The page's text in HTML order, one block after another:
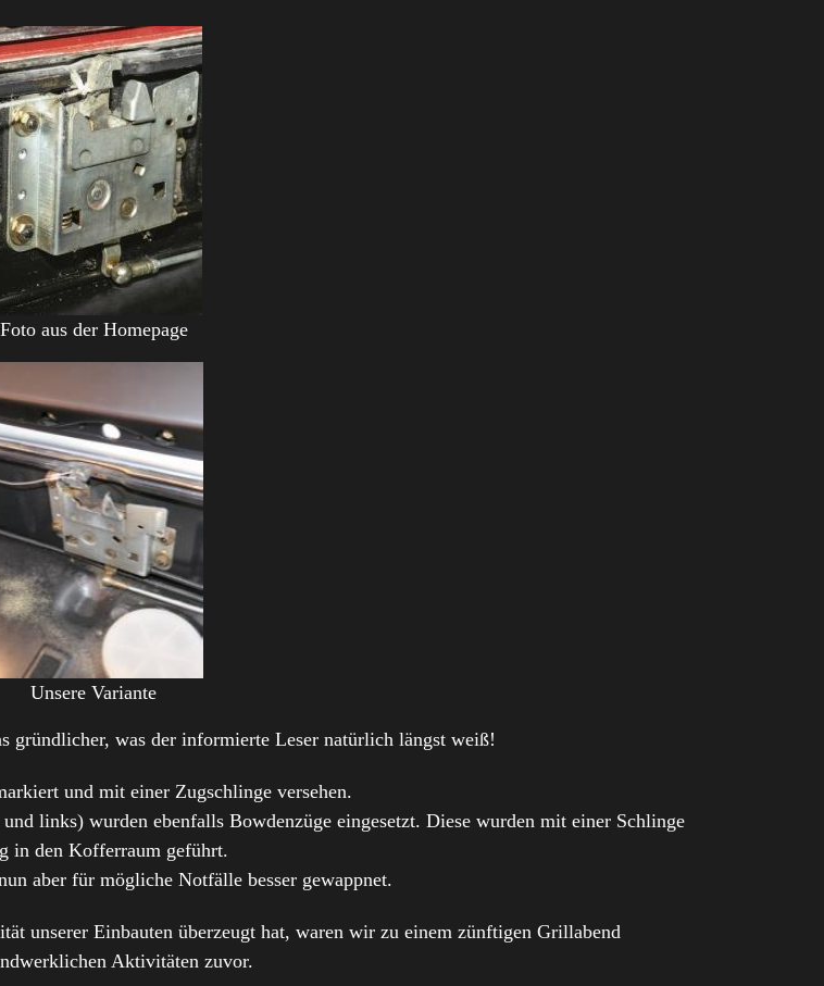
Foto aus der Homepage
Unsere Variante
gründlicher, was der informierte Leser natürlich längst weiß!
und mit einer Zugschlinge versehen.
links) wurden ebenfalls Bowdenzüge eingesetzt. Diese wurden mit einer Schlinge
in den Kofferraum geführt.
aber für mögliche Notfälle besser gewappnet.
unserer Einbauten überzeugt hat, waren wir zu einem zünftigen Grillabend
Aktivitäten zuvor.